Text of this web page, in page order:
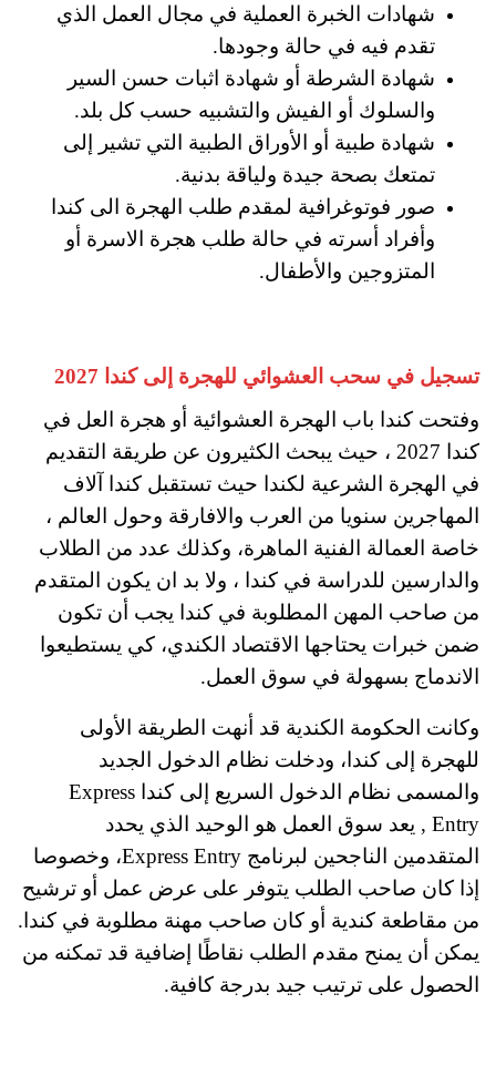
شهادات الخبرة العملية في مجال العمل الذي
تقدم فيه في حالة وجودها.
شهادة الشرطة أو شهادة اثبات حسن السير
والسلوك أو الفيش والتشبيه حسب كل بلد.
شهادة طبية أو الأوراق الطبية التي تشير إلى
تمتعك بصحة جيدة ولياقة بدنية.
صور فوتوغرافية لمقدم طلب الهجرة الى كندا
وأفراد أسرته في حالة طلب هجرة الاسرة أو
المتزوجين والأطفال.
تسجيل في سحب العشوائي للهجرة إلى كندا 2027
وفتحت كندا باب الهجرة العشوائية أو هجرة العل في
كندا 2027 ، حيث يبحث الكثيرون عن طريقة التقديم
في الهجرة الشرعية لكندا حيث تستقبل كندا آلاف
المهاجرين سنويا من العرب والافارقة وحول العالم ،
خاصة العمالة الفنية الماهرة، وكذلك عدد من الطلاب
والدارسين للدراسة في كندا ، ولا بد ان يكون المتقدم
من صاحب المهن المطلوبة في كندا يجب أن تكون
ضمن خبرات يحتاجها الاقتصاد الكندي، كي يستطيعوا
الاندماج بسهولة في سوق العمل.
وكانت الحكومة الكندية قد أنهت الطريقة الأولى
للهجرة إلى كندا، ودخلت نظام الدخول الجديد
والمسمى نظام الدخول السريع إلى كندا Express
Entry , يعد سوق العمل هو الوحيد الذي يحدد
المتقدمين الناجحين لبرنامج Express Entry، وخصوصا
إذا كان صاحب الطلب يتوفر على عرض عمل أو ترشيح
من مقاطعة كندية أو كان صاحب مهنة مطلوبة في كندا.
يمكن أن يمنح مقدم الطلب نقاطًا إضافية قد تمكنه من
الحصول على ترتيب جيد بدرجة كافية.